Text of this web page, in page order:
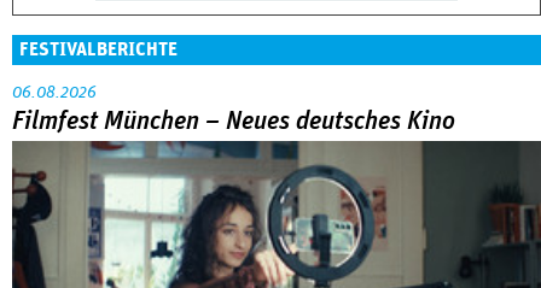
FESTIVALBERICHTE
06.08.2026
Filmfest München – Neues deutsches Kino